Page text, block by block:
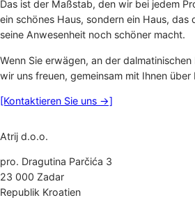
Das ist der Maßstab, den wir bei jedem
ein schönes Haus, sondern ein Haus, das
seine Anwesenheit noch schöner macht.
Wenn Sie erwägen, an der
wir uns freuen, gemeinsam mit Ihnen
[Kontaktieren Sie uns →]
Atrij d.o.o.
pro. Dragutina Parčića 3
23 000 Zadar
Republik Kroatien